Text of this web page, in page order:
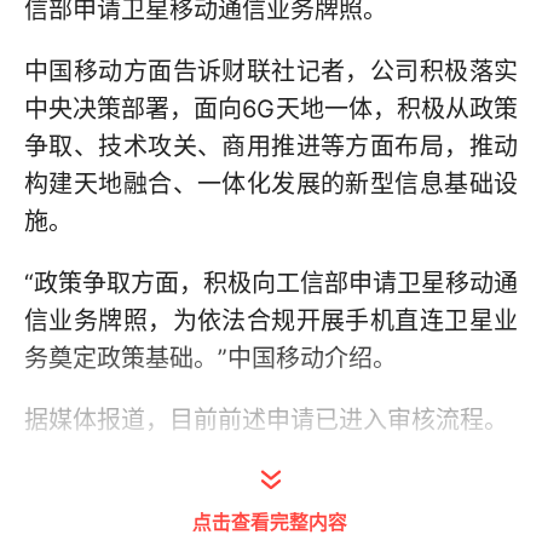
信部申请卫星移动通信业务牌照。
中国移动方面告诉财联社记者，公司积极落实
中央决策部署，面向6G天地一体，积极从政策
争取、技术攻关、商用推进等方面布局，推动
构建天地融合、一体化发展的新型信息基础设
施。
“政策争取方面，积极向工信部申请卫星移动通
信业务牌照，为依法合规开展手机直连卫星业
务奠定政策基础。”中国移动介绍。
据媒体报道，目前前述申请已进入审核流程。
公开信息显示，中国移动在星地融合通信方面
已有诸多布局。如：去年6月完成全球首个手
点击查看完整内容